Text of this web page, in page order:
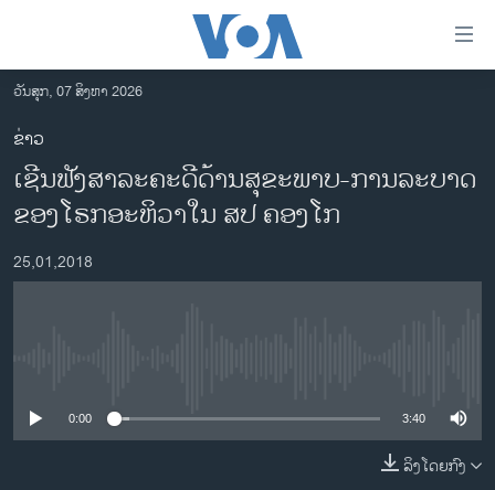
ເຂົ້າ
ຫາ
ຂ້າມ
ຂ້າມ
ຂ້າມ
ໄປ
ຫາ
ຊອກ
ອາເມຣິກາ
ການເລືອກຕັ້ງ ປະທານາທີບໍດີ ສະຫະລັດ 2024
ຂ່າວ​ຈີນ
ຊີວິດຊາວລາວ
ວັນສຸກ, 07 ສິງຫາ 2026
ຂ່າວ
ເຊີນຟັງສາລະຄະດີດ້ານສຸຂະພາບ-ການລະບາດ
ຂອງໂຣກອະຫິວາໃນ ສປ ຄອງໂກ
25,01,2018
0:00 3:40
ລິງໂດຍກົງ